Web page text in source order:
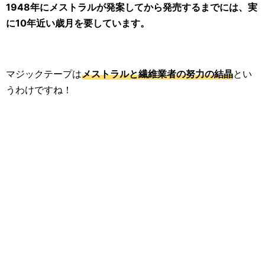
1948年にメストラルが発案してから発売するまでには、実
に10年近い歳月を要しています。
マジックテープはメストラルと繊維業者の努力の結晶とい
うわけですね！